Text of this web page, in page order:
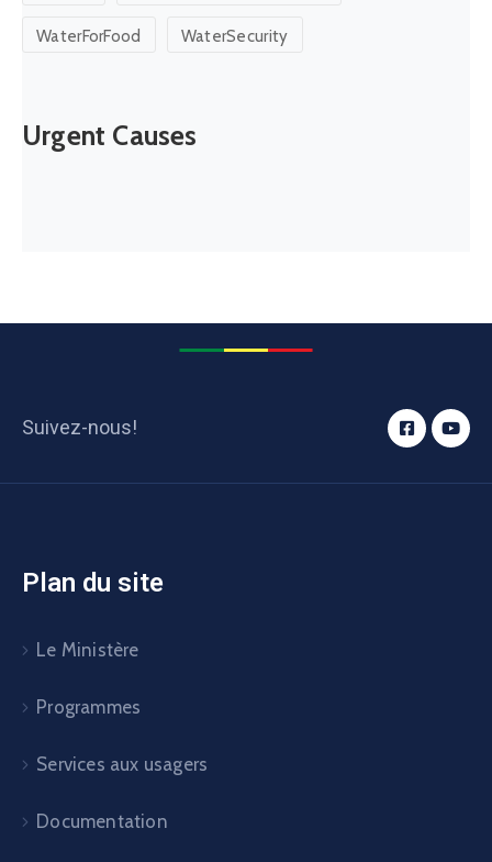
WaterForFood WaterSecurity
Urgent Causes
Suivez-nous!
Plan du site
Le Ministère
Programmes
Services aux usagers
Documentation